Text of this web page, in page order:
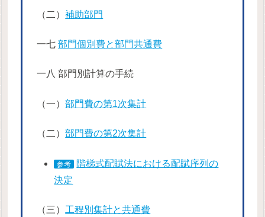
（二）補助部門
一七部門個別費と部門共通費
一八 部門別計算の手続
（一）部門費の第1次集計
（二）部門費の第2次集計
参考
階梯式配賦法における配賦序列の
決定
（三） 工程別集計と共通費